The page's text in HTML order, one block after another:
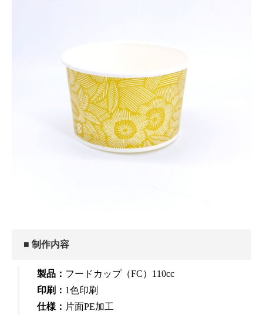
■ 制作内容
製品： フードカップ（FC）110cc
印刷： 1色印刷
仕様： 片面PE加工